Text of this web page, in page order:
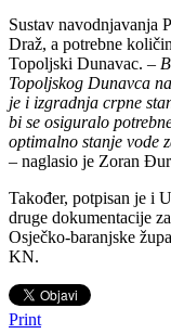
Sustav navodnjavanja
Draž, a potrebne
Topoljski Dunavac. –
Topoljskog Dunavca
je i izgradnja crpne
bi se osiguralo
optimalno stanje vode
– naglasio je Zoran
Također, potpisan je i
druge dokumentacije
Osječko-baranjske
KN.
Print